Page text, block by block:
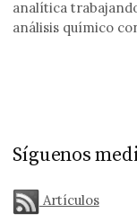
analítica
análisis químico
Síguenos
Artículos